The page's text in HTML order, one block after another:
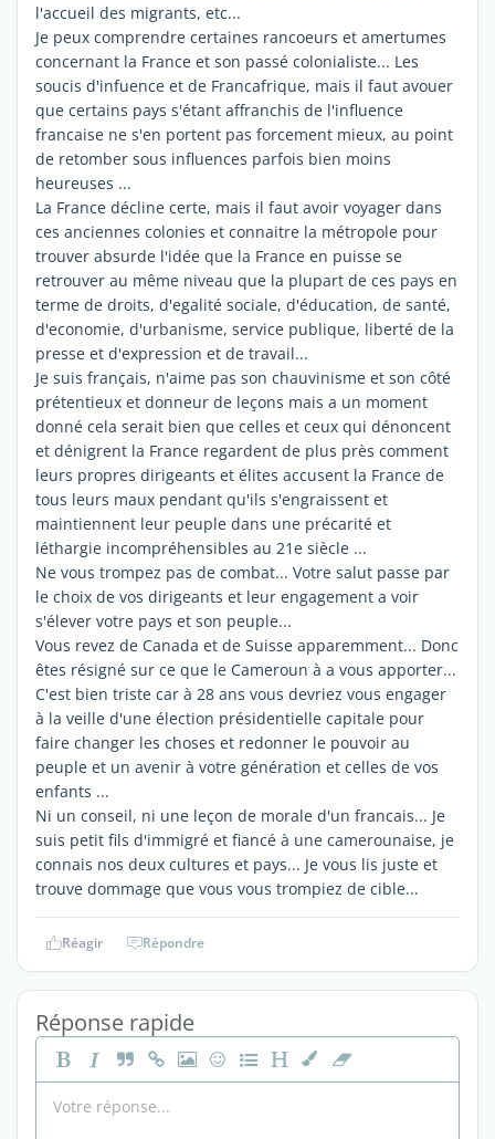
l'accueil des migrants, etc...
Je peux comprendre certaines rancoeurs et amertumes
concernant la France et son passé colonialiste... Les
soucis d'infuence et de Francafrique, mais il faut avouer
que certains pays s'étant affranchis de l'influence
francaise ne s'en portent pas forcement mieux, au point
de retomber sous influences parfois bien moins
heureuses ...
La France décline certe, mais il faut avoir voyager dans
ces anciennes colonies et connaitre la métropole pour
trouver absurde l'idée que la France en puisse se
retrouver au même niveau que la plupart de ces pays en
terme de droits, d'egalité sociale, d'éducation, de santé,
d'economie, d'urbanisme, service publique, liberté de la
presse et d'expression et de travail...
Je suis français, n'aime pas son chauvinisme et son côté
prétentieux et donneur de leçons mais a un moment
donné cela serait bien que celles et ceux qui dénoncent
et dénigrent la France regardent de plus près comment
leurs propres dirigeants et élites accusent la France de
tous leurs maux pendant qu'ils s'engraissent et
maintiennent leur peuple dans une précarité et
léthargie incompréhensibles au 21e siècle ...
Ne vous trompez pas de combat... Votre salut passe par
le choix de vos dirigeants et leur engagement a voir
s'élever votre pays et son peuple...
Vous revez de Canada et de Suisse apparemment... Donc
êtes résigné sur ce que le Cameroun à a vous apporter...
C'est bien triste car à 28 ans vous devriez vous engager
à la veille d'une élection présidentielle capitale pour
faire changer les choses et redonner le pouvoir au
peuple et un avenir à votre génération et celles de vos
enfants ...
Ni un conseil, ni une leçon de morale d'un francais... Je
suis petit fils d'immigré et fiancé à une camerounaise, je
connais nos deux cultures et pays... Je vous lis juste et
trouve dommage que vous vous trompiez de cible...
Réagir Répondre
Réponse rapide